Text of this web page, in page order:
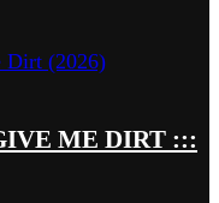
ME DIRT :::